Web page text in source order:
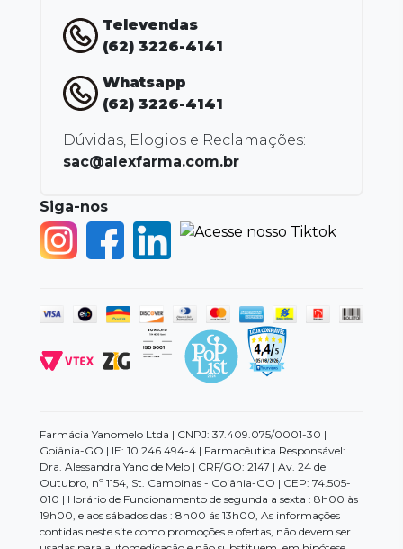
Televendas
(62) 3226-4141
Whatsapp
(62) 3226-4141
Dúvidas, Elogios e Reclamações:
sac@alexfarma.com.br
Siga-nos
Farmácia Yanomelo Ltda | CNPJ: 37.409.075/0001-30 |
Goiânia-GO | IE: 10.246.494-4 | Farmacêutica Responsável:
Dra. Alessandra Yano de Melo | CRF/GO: 2147 | Av. 24 de
Outubro, nº 1154, St. Campinas - Goiânia-GO | CEP: 74.505-
010 | Horário de Funcionamento de segunda a sexta : 8h00 às
19h00, e aos sábados das : 8h00 ás 13h00, As informações
contidas neste site como promoções e ofertas, não devem ser